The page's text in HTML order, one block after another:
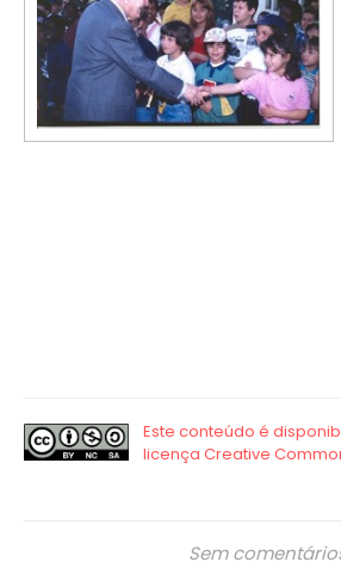
Sem